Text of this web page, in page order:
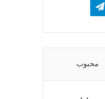
تلگرام
محبوب